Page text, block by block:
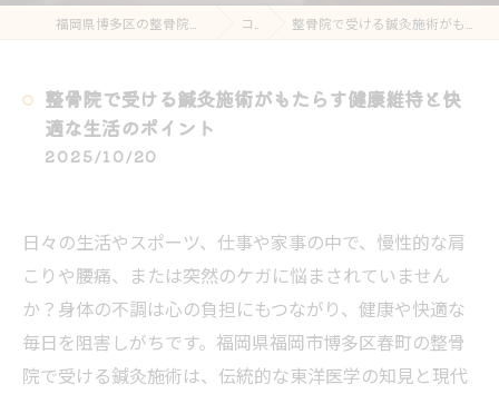
コラム 整骨院で受ける鍼灸施術がもたらす健康維持と快適な生活のポイント
整骨院で受ける鍼灸施術がもたらす健康維持と快
適な生活のポイント
2025/10/20
日々の生活やスポーツ、仕事や家事の中で、慢性的な肩
こりや腰痛、または突然のケガに悩まされていません
か？身体の不調は心の負担にもつながり、健康や快適な
毎日を阻害しがちです。福岡県福岡市博多区春町の整骨
院で受ける鍼灸施術は、伝統的な東洋医学の知見と現代